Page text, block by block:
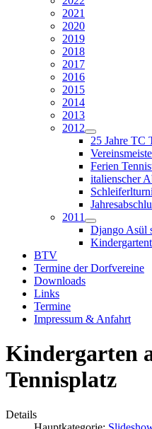
2021
2020
2019
2018
2017
2016
2015
2014
2013
2012
25 Jahre TC
Ferien
italienscher
2011
Django Asül
BTV
Termine der Dorfvereine
Downloads
Links
Termine
Impressum & Anfahrt
Kindergarten
Tennisplatz
Details